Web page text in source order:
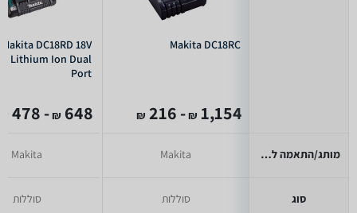
מותג/התאמה למותג
סוג
Makita DC18RC
1,154
₪
- 216
₪
Makita
סוללות
Makita DC18RD 18V
Lithium Ion Dual
Port
648
₪
- 478
Makita
סוללות